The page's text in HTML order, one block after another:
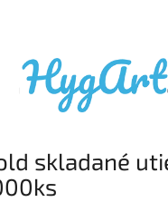
skladané